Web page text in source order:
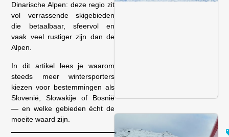
Dinarische Alpen: deze regio zit
vol verrassende skigebieden
die betaalbaar, sfeervol en
vaak veel rustiger zijn dan de
Alpen.
In dit artikel lees je waarom
steeds meer wintersporters
kiezen voor bestemmingen als
Slovenië, Slowakije of Bosnië
— en welke gebieden écht de
moeite waard zijn.